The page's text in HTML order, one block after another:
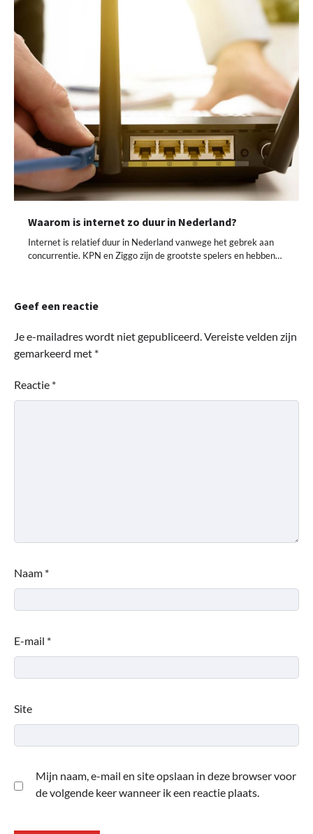
Waarom is internet zo duur in Nederland?
Internet is relatief duur in Nederland vanwege het gebrek aan
concurrentie. KPN en Ziggo zijn de grootste spelers en hebben…
Geef een reactie
Je e-mailadres wordt niet gepubliceerd.Vereiste velden zijn
gemarkeerd met *
Reactie *
Naam *
E-mail *
Site
Mijn naam, e-mail en site opslaan in deze browser voor
de volgende keer wanneer ik een reactie plaats.